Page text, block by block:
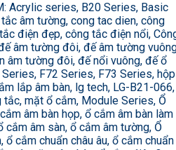
Acrylic series, B20 Series, Basic
âm tường, cong tac dien, công
điện đẹp, công tắc điện nổi,
âm tường đôi, đế âm tường
âm tường đôi, đế nổi vuông, đế ổ
F72 Series, F73 Series, hộp
lắp âm bàn, lg tech, LG-B21-066,
tắc, mặt ổ cắm, Module Series, Ổ
âm bàn họp, ổ cắm âm bàn làm
cắm âm sàn, ổ cắm âm tường, Ổ
ổ cắm chuẩn châu âu, ổ cắm chuẩn